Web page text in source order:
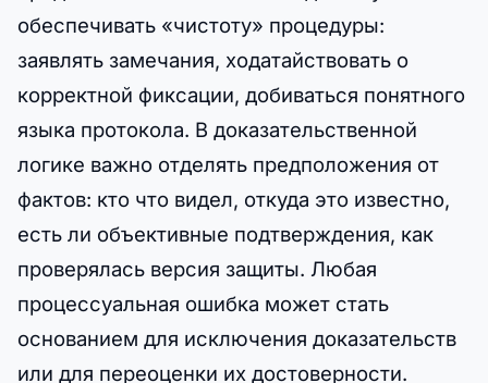
обеспечивать «чистоту» процедуры:
заявлять замечания, ходатайствовать о
корректной фиксации, добиваться понятного
языка протокола. В доказательственной
логике важно отделять предположения от
фактов: кто что видел, откуда это известно,
есть ли объективные подтверждения, как
проверялась версия защиты. Любая
процессуальная ошибка может стать
основанием для исключения доказательств
или для переоценки их достоверности.